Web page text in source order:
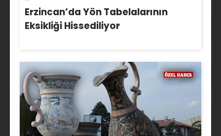
Erzincan’da Yön Tabelalarının
Eksikliği Hissediliyor